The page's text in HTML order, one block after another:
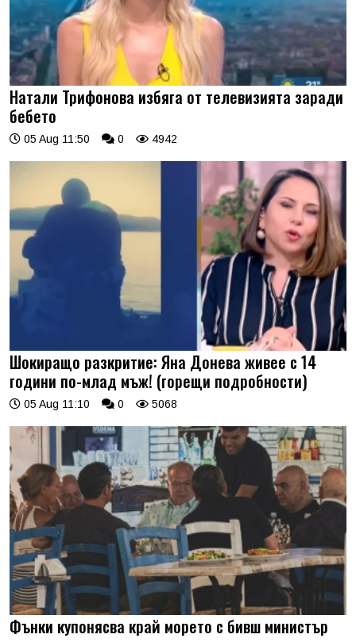
Натали Трифонова избяга от телевизията заради
бебето
05 Aug 11:50 0 4942
Шокиращо разкритие: Яна Донева живее с 14
години по-млад мъж! (горещи подробности)
05 Aug 11:10 0 5068
Фънки купонясва край морето с бивш министър